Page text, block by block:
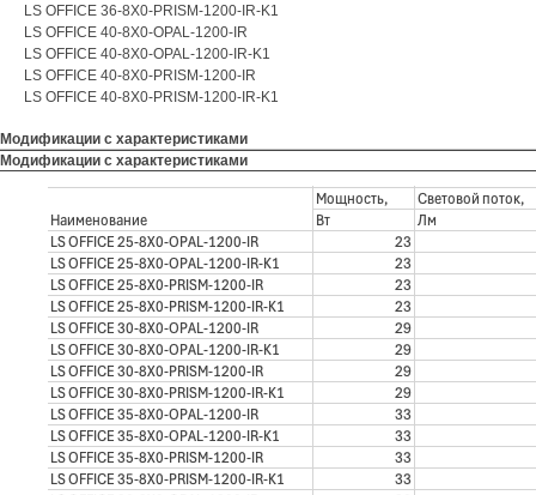
LS OFFICE 36-8Х0-PRISM-1200-IR-K1
LS OFFICE 40-8Х0-OPAL-1200-IR
LS OFFICE 40-8Х0-OPAL-1200-IR-K1
LS OFFICE 40-8Х0-PRISM-1200-IR
LS OFFICE 40-8Х0-PRISM-1200-IR-K1
Модификации с характеристиками
Модификации с характеристиками